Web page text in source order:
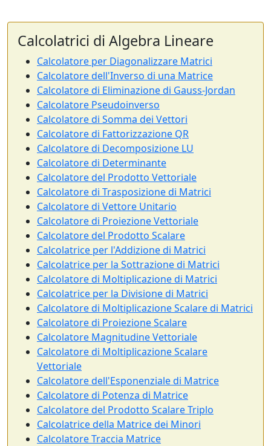
Calcolatrici di Algebra Lineare
Calcolatore per Diagonalizzare Matrici
Calcolatore dell'Inverso di una Matrice
Calcolatore di Eliminazione di Gauss-Jordan
Calcolatore Pseudoinverso
Calcolatore di Somma dei Vettori
Calcolatore di Fattorizzazione QR
Calcolatore di Decomposizione LU
Calcolatore di Determinante
Calcolatore del Prodotto Vettoriale
Calcolatore di Trasposizione di Matrici
Calcolatore di Vettore Unitario
Calcolatore di Proiezione Vettoriale
Calcolatore del Prodotto Scalare
Calcolatrice per l'Addizione di Matrici
Calcolatrice per la Sottrazione di Matrici
Calcolatore di Moltiplicazione di Matrici
Calcolatrice per la Divisione di Matrici
Calcolatore di Moltiplicazione Scalare di Matrici
Calcolatore di Proiezione Scalare
Calcolatore Magnitudine Vettoriale
Calcolatore di Moltiplicazione Scalare
Vettoriale
Calcolatore dell'Esponenziale di Matrice
Calcolatore di Potenza di Matrice
Calcolatore del Prodotto Scalare Triplo
Calcolatrice della Matrice dei Minori
Calcolatore Traccia Matrice